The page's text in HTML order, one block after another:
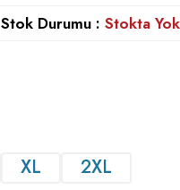
Stok Durumu : Stokta Yok
XL
2XL